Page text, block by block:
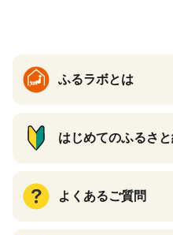
ふるラボとは
はじめてのふるさ
よくあるご質問